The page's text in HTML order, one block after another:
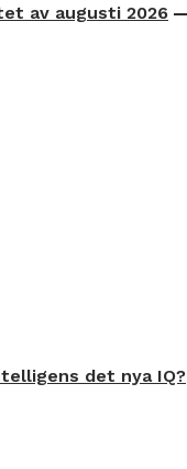
av augusti 2026
det nya IQ?